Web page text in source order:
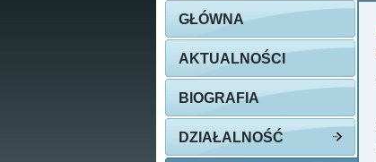
GŁÓWNA
AKTUALNOŚCI
BIOGRAFIA
DZIAŁALNOŚĆ